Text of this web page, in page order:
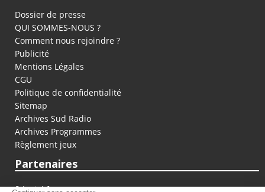
Dossier de presse
QUI SOMMES-NOUS ?
Comment nous rejoindre ?
Publicité
Mentions Légales
CGU
Politique de confidentialité
Sitemap
Archives Sud Radio
Archives Programmes
Règlement jeux
Partenaires
fiducial.fr